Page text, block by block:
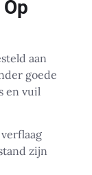
aan
goede
en vuil
zijn